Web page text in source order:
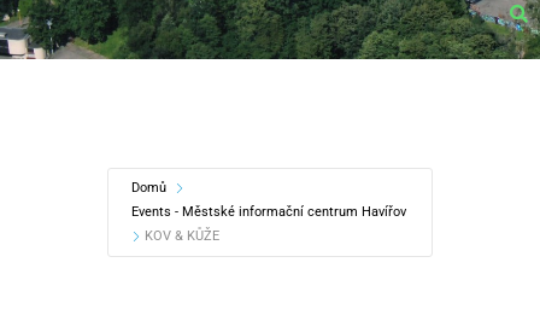
Domů
Events - Městské informační centrum Havířov
KOV & KŮŽE